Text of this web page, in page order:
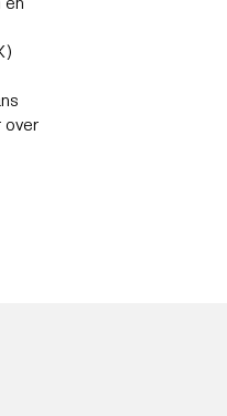
en
over